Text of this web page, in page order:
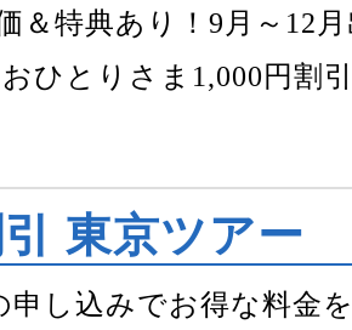
特典あり！9月～12月
ひとりさま1,000円割
東京ツアー
申し込みでお得な料金